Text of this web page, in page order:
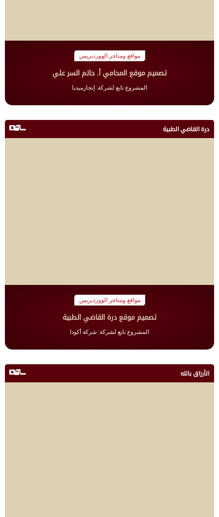
مواقع ومتاجر الووردبريس
تصميم موقع المحامي أ. حاتم السر علي
المشروع تابع لشركة: إنجازميديا
درة القاضي الطبية
مواقع ومتاجر الووردبريس
تصميم موقع درة القاضي الطبية
المشروع تابع لشركة: شركة أكودا
الأرزاق بالله